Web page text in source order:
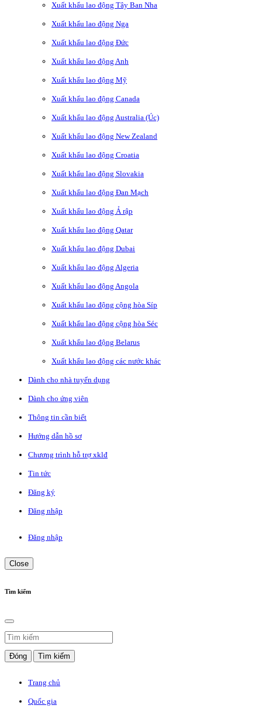
Xuất khẩu lao động Tây Ban Nha
Xuất khẩu lao động Nga
Xuất khẩu lao động Đức
Xuất khẩu lao động Anh
Xuất khẩu lao động Mỹ
Xuất khẩu lao động Canada
Xuất khẩu lao động Australia (Úc)
Xuất khẩu lao động New Zealand
Xuất khẩu lao động Croatia
Xuất khẩu lao động Slovakia
Xuất khẩu lao động Đan Mạch
Xuất khẩu lao động Ả rập
Xuất khẩu lao động Qatar
Xuất khẩu lao động Dubai
Xuất khẩu lao động Algeria
Xuất khẩu lao động Angola
Xuất khẩu lao động cộng hòa Síp
Xuất khẩu lao động cộng hòa Séc
Xuất khẩu lao động Belarus
Xuất khẩu lao động các nước khác
Dành cho nhà tuyển dụng
Dành cho ứng viên
Thông tin cần biết
Hướng dẫn hồ sơ
Chương trình hỗ trợ xklđ
Tin tức
Đăng ký
Đăng nhập
Đăng nhập
Close
Tìm kiếm
Đóng Tìm kiếm
Trang chủ
Quốc gia